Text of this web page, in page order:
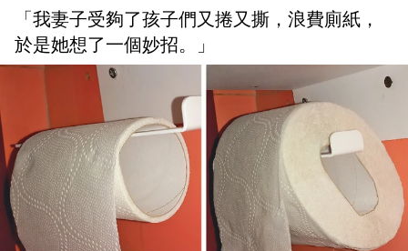
「我妻子受夠了孩子們又捲又撕，浪費廁紙，
於是她想了一個妙招。」